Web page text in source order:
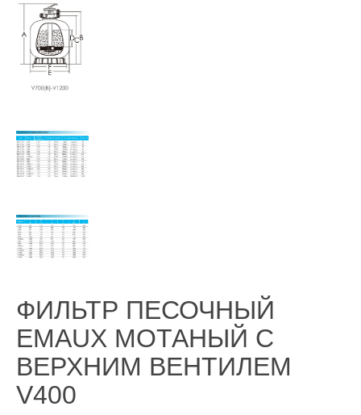
ФИЛЬТР ПЕСОЧНЫЙ
EMAUX МОТАНЫЙ С
ВЕРХНИМ ВЕНТИЛЕМ
V400